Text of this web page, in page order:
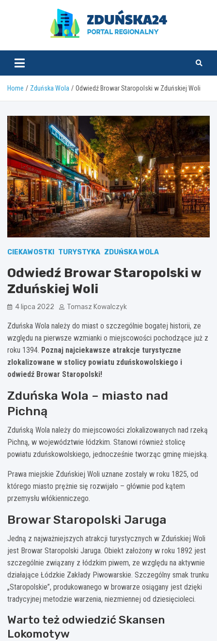
zdunska24.pl
Home Zduńska Wola Odwiedź Browar Staropolski w Zduńskiej Woli
CIEKAWOSTKI TURYSTYKA ZDUŃSKA WOLA
Odwiedź Browar Staropolski w
Zduńskiej Woli
4 lipca 2022 Tomasz Kowalczyk
Zduńska Wola należy do miast o szczególnie bogatej historii, ze
względu na pierwsze wzmianki o miejscowości pochodzące już z
roku 1394. Poznaj najciekawsze atrakcje turystyczne
zlokalizowane w stolicy powiatu zduńskowolskiego i
odwiedź Browar Staropolski!
Zduńska Wola – miasto nad
Pichną
Zduńską Wola należy do miejscowości zlokalizowanych nad rzeką
Pichną, w województwie łódzkim. Stanowi również stolicę
powiatu zduńskowolskiego, jednocześnie tworząc gminę miejską.
Prawa miejskie Zduńskiej Woli uznane zostały w roku 1825, od
którego miasto prężnie się rozwijało – głównie pod kątem
przemysłu włókienniczego.
Browar Staropolski Jaruga
Jedną z najważniejszych atrakcji turystycznych w Zduńskiej Woli
jest Browar Staropolski Jaruga. Obiekt założony w roku 1892 jest
szczególnie związany z łódzkim piwem, ze względu na aktywnie
działające Łódzkie Zakłady Piwowarskie. Szczególny smak trunku
„Staropolskie”, produkowanego w browarze osiągany jest dzięki
tradycyjnej metodzie warzenia, niezmiennej od dziesięcioleci.
Warto też odwiedzić Skansen
Lokomotyw